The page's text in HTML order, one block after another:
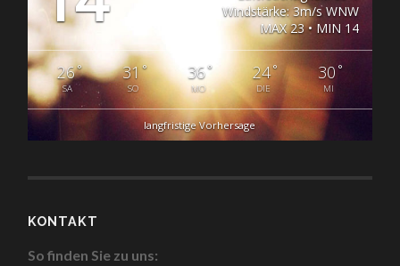
Windstärke: 3m/s WNW
MAX 23 • MIN 14
26°
SA
31°
SO
36°
MO
24°
DIE
30 °
MI
langfristige Vorhersage
KONTAKT
So finden Sie zu uns: